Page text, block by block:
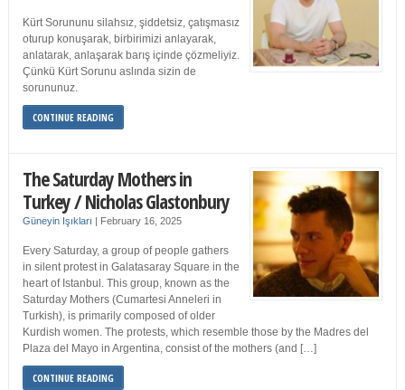
Kürt Sorununu silahsız, şiddetsiz, çatışmasız
oturup konuşarak, birbirimizi anlayarak,
anlatarak, anlaşarak barış içinde çözmeliyiz.
Çünkü Kürt Sorunu aslında sizin de
sorununuz.
CONTINUE READING
The Saturday Mothers in
Turkey / Nicholas Glastonbury
Güneyin Işıkları | February 16, 2025
Every Saturday, a group of people gathers
in silent protest in Galatasaray Square in the
heart of Istanbul. This group, known as the
Saturday Mothers (Cumartesi Anneleri in
Turkish), is primarily composed of older
Kurdish women. The protests, which resemble those by the Madres del
Plaza del Mayo in Argentina, consist of the mothers (and […]
CONTINUE READING